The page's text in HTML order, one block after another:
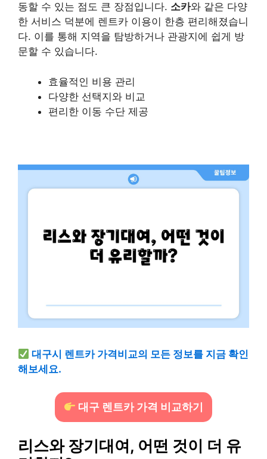
동할 수 있는 점도 큰 장점입니다. 소카와 같은 다양
한 서비스 덕분에 렌트카 이용이 한층 편리해졌습니
다. 이를 통해 지역을 탐방하거나 관광지에 쉽게 방
문할 수 있습니다.
효율적인 비용 관리
다양한 선택지와 비교
편리한 이동 수단 제공
대구시 렌트카 가격비교의 모든 정보를 지금 확인
해보세요.
대구 렌트카 가격 비교하기
리스와 장기대여, 어떤 것이 더 유